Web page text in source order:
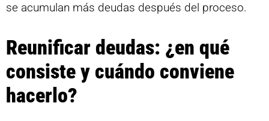
se acumulan más deudas después del proceso.
Reunificar deudas: ¿en qué
consiste y cuándo conviene
hacerlo?